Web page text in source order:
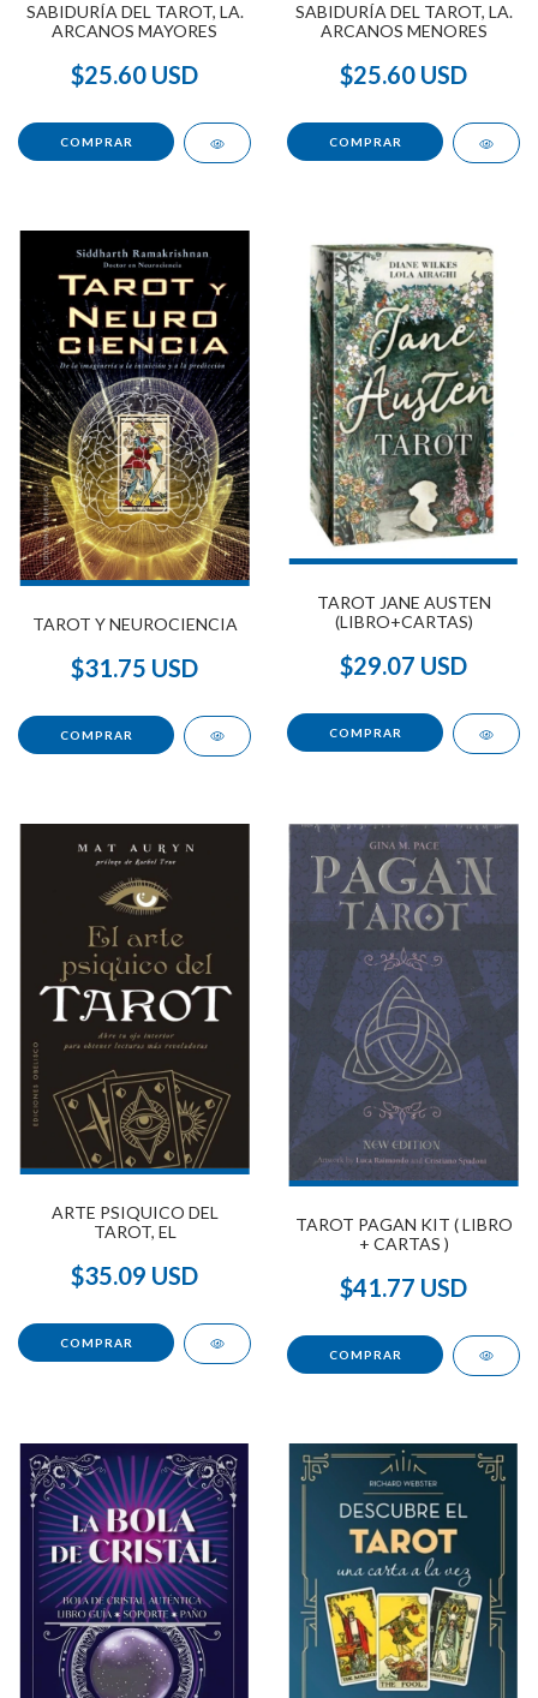
SABIDURÍA DEL TAROT, LA.
ARCANOS MAYORES
$25.60 USD
SABIDURÍA DEL TAROT, LA.
ARCANOS MENORES
$25.60 USD
TAROT Y NEUROCIENCIA
$31.75 USD
TAROT JANE AUSTEN
(LIBRO+CARTAS)
$29.07 USD
ARTE PSIQUICO DEL
TAROT, EL
$35.09 USD
TAROT PAGAN KIT ( LIBRO
+ CARTAS )
$41.77 USD